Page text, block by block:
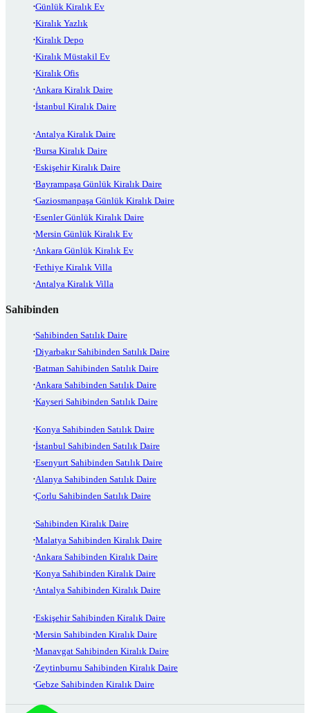
Günlük Kiralık Ev
Kiralık Yazlık
Kiralık Depo
Kiralık Müstakil Ev
Kiralık Ofis
Ankara Kiralık Daire
İstanbul Kiralık Daire
Antalya Kiralık Daire
Bursa Kiralık Daire
Eskişehir Kiralık Daire
Bayrampaşa Günlük Kiralık Daire
Gaziosmanpaşa Günlük Kiralık Daire
Esenler Günlük Kiralık Daire
Mersin Günlük Kiralık Ev
Ankara Günlük Kiralık Ev
Fethiye Kiralık Villa
Antalya Kiralık Villa
Sahibinden
Sahibinden Satılık Daire
Diyarbakır Sahibinden Satılık Daire
Batman Sahibinden Satılık Daire
Ankara Sahibinden Satılık Daire
Kayseri Sahibinden Satılık Daire
Konya Sahibinden Satılık Daire
İstanbul Sahibinden Satılık Daire
Esenyurt Sahibinden Satılık Daire
Alanya Sahibinden Satılık Daire
Çorlu Sahibinden Satılık Daire
Sahibinden Kiralık Daire
Malatya Sahibinden Kiralık Daire
Ankara Sahibinden Kiralık Daire
Konya Sahibinden Kiralık Daire
Antalya Sahibinden Kiralık Daire
Eskişehir Sahibinden Kiralık Daire
Mersin Sahibinden Kiralık Daire
Manavgat Sahibinden Kiralık Daire
Zeytinburnu Sahibinden Kiralık Daire
Gebze Sahibinden Kiralık Daire